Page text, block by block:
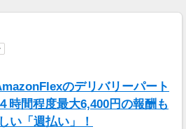
のデリバリーパート
時間程度最大6,400円の報酬も
い「週払い」！